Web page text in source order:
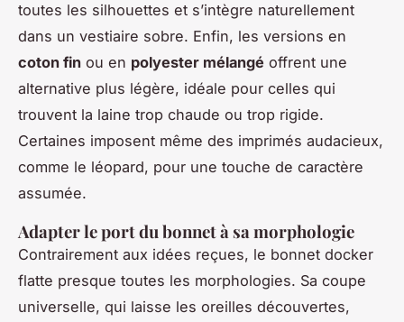
toutes les silhouettes et s’intègre naturellement
dans un vestiaire sobre. Enfin, les versions en
coton fin ou en polyester mélangé offrent une
alternative plus légère, idéale pour celles qui
trouvent la laine trop chaude ou trop rigide.
Certaines imposent même des imprimés audacieux,
comme le léopard, pour une touche de caractère
assumée.
Adapter le port du bonnet à sa morphologie
Contrairement aux idées reçues, le bonnet docker
flatte presque toutes les morphologies. Sa coupe
universelle, qui laisse les oreilles découvertes,